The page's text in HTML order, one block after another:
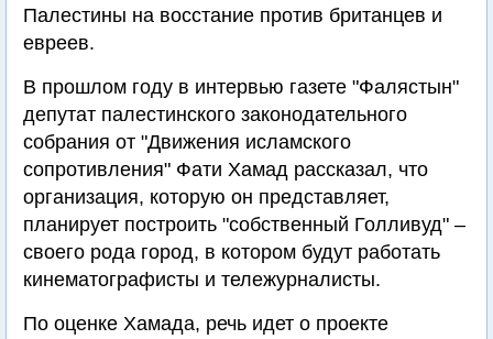
Палестины на восстание против британцев и
евреев.
В прошлом году в интервью газете "Фалястын"
депутат палестинского законодательного
собрания от "Движения исламского
сопротивления" Фати Хамад рассказал, что
организация, которую он представляет,
планирует построить "собственный Голливуд" –
своего рода город, в котором будут работать
кинематографисты и тележурналисты.
По оценке Хамада, речь идет о проекте